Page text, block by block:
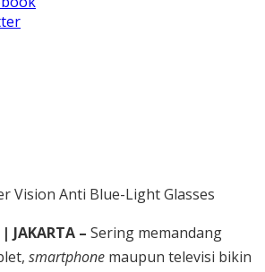
Vision Anti Blue-Light Glasses
JAKARTA – Sering memandang
smartphone maupun televisi bikin